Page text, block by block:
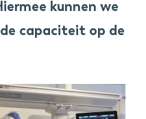
kunnen we
capaciteit op de